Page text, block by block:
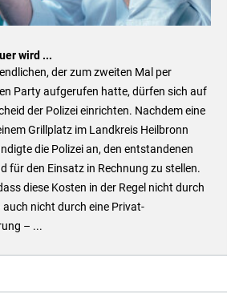
wird ...
der zum zweiten Mal per
Party aufgerufen hatte, dürfen sich auf
der Polizei einrichten. Nachdem eine
Grillplatz im Landkreis Heilbronn
die Polizei an, den entstandenen
für den Einsatz in Rechnung zu stellen.
diese Kosten in der Regel nicht durch
nicht durch eine Privat-
– ...